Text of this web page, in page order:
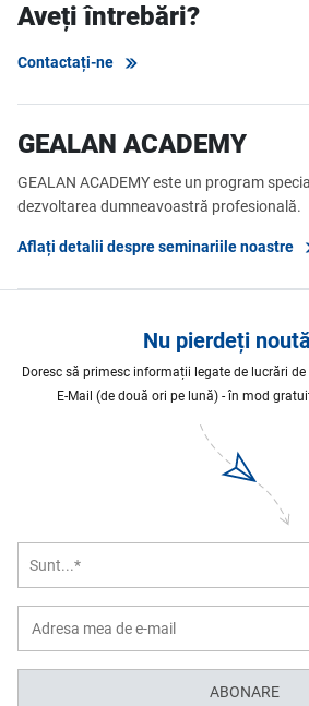
Aveți întrebări?
Contactați-ne
GEALAN ACADEMY
GEALAN ACADEMY este un program
dezvoltarea dumneavoastră profesională.
Aflați detalii despre seminariile noastre
Nu pierdeți
Doresc să primesc informații legate de lucrări
E-Mail (de două ori pe lună) - în mod
Sunt...*
ABONARE